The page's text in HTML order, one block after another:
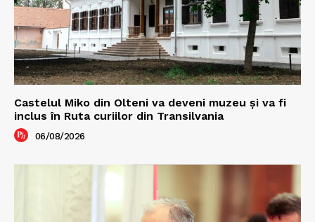
Castelul Miko din Olteni va deveni muzeu şi va fi
inclus în Ruta curiilor din Transilvania
06/08/2026